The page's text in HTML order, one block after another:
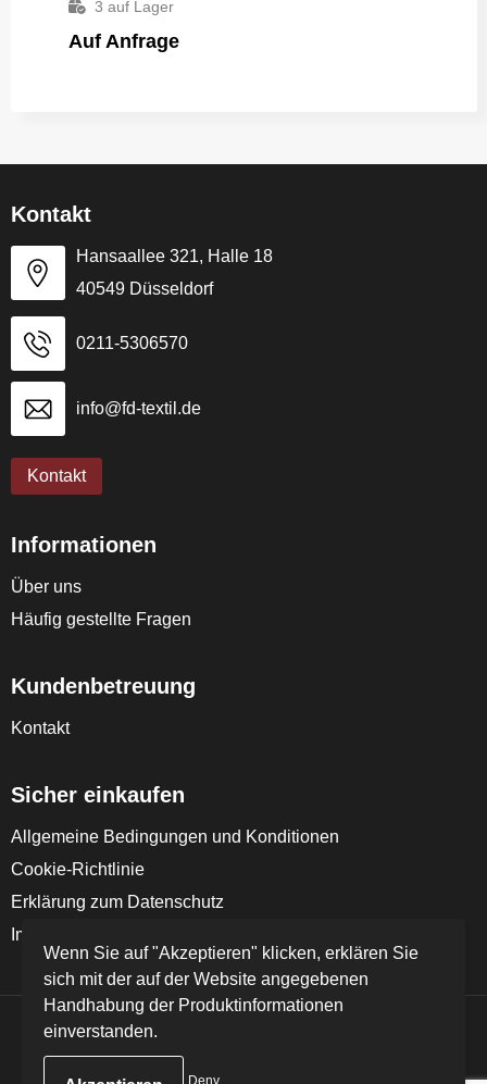
3 auf Lager
Auf Anfrage
Kontakt
Hansaallee 321, Halle 18
40549 Düsseldorf
0211-5306570
info@fd-textil.de
Kontakt
Informationen
Über uns
Häufig gestellte Fragen
Kundenbetreuung
Kontakt
Sicher einkaufen
Allgemeine Bedingungen und Konditionen
Cookie-Richtlinie
Erklärung zum Datenschutz
Impressum
© Copyright FD Textil GmbH & Co. KG 2024
Wenn Sie auf "Akzeptieren" klicken, erklären Sie
sich mit der auf der Website angegebenen
Handhabung der Produktinformationen
einverstanden.
Deny